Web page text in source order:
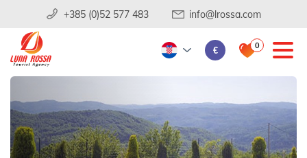
+385 (0)52 577 483 info@lrossa.com
€ 0